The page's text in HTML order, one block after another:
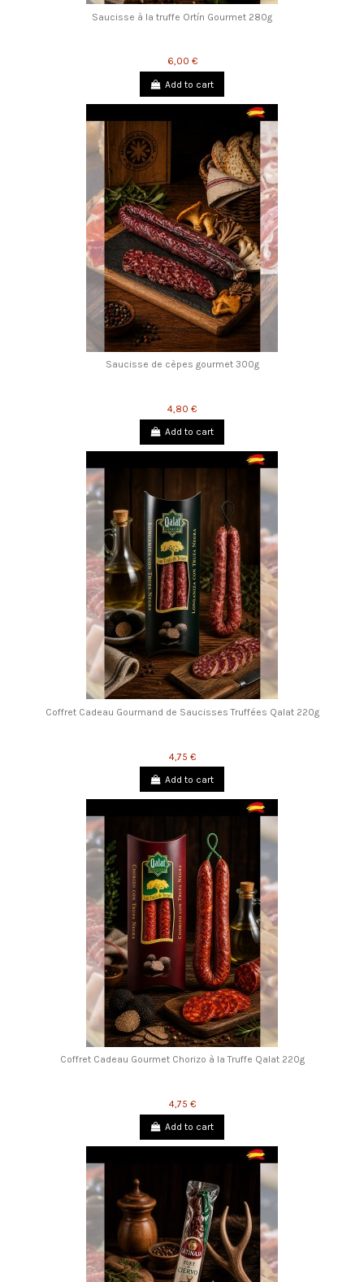
Saucisse à la truffe Ortín Gourmet 280g
6,00 €
Add to cart
Saucisse de cèpes gourmet 300g
4,80 €
Add to cart
Coffret Cadeau Gourmand de Saucisses Truffées Qalat 220g
4,75 €
Add to cart
Coffret Cadeau Gourmet Chorizo ​​à la Truffe Qalat 220g
4,75 €
Add to cart